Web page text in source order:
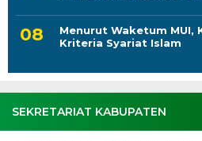
Menurut Waketum MUI,
Kriteria Syariat Islam
SEKRETARIAT KABUPATEN